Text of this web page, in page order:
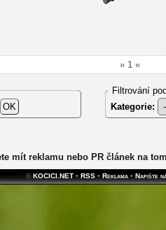
» 1 «
Filtrování
Kategorie:
mít reklamu nebo PR článek na
©KOCICI.NET• RSS• Reklama• Napište